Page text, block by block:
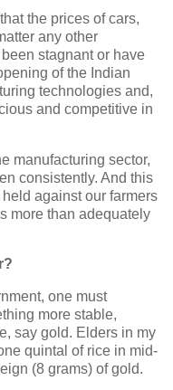
the prices of cars,
any other
stagnant or have
of the Indian
technologies and,
and competitive in
manufacturing sector,
consistently. And this
against our farmers
more than adequately
one must
more stable,
say gold. Elders in my
quintal of rice in mid-
(8 grams) of gold.